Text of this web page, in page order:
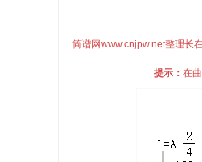
简谱网www.cnjpw.net整理长
提示： 在